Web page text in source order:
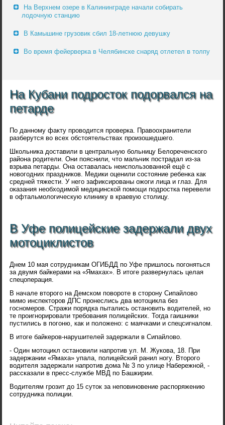
На Верхнем озере в Калининграде начали собирать
лодочную станцию
В Камышине грузовик сбил 18-летнюю девушку
Во время фейерверка в Челябинске снаряд отлетел в толпу
На Кубани подросток подорвался на
петарде
По данному факту проводится проверка. Правоохранители
разберутся во всех обстоятельствах произошедшего.
Школьника доставили в центральную больницу Белореченского
района родители. Они пояснили, что мальчик пострадал из-за
взрыва петарды. Она оставалась неиспользованной ещё с
новогодних праздников. Медики оценили состояние ребенка как
средней тяжести. У него зафиксированы ожоги лица и глаз. Для
оказания необходимой медицинской помощи подростка перевели
в офтальмологическую клинику в краевую столицу.
В Уфе полицейские задержали двух
мотоциклистов
Днем 10 мая сотрудникам ОГИБДД по Уфе пришлось погоняться
за двумя байкерами на «Ямахах». В итоге развернулась целая
спецоперация.
В начале второго на Демском повороте в сторону Сипайлово
мимо инспекторов ДПС пронеслись два мотоцикла без
госномеров. Стражи порядка пытались остановить водителей, но
те проигнорировали требования полицейских. Тогда гаишники
пустились в погоню, как и положено: с маячками и спецсигналом.
В итоге байкеров-нарушителей задержали в Сипайлово.
- Один мотоцикл остановили напротив ул. М. Жукова, 18. При
задержании «Ямаха» упала, полицейский ранил ногу. Второго
водителя задержали напротив дома № 3 по улице Набережной, -
рассказали в пресс-службе МВД по Башкирии.
Водителям грозит до 15 суток за неповиновение распоряжению
сотрудника полиции.